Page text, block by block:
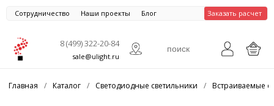
Сотрудничество Наши проекты Блог Заказать расчет
8 (499) 322-20-84
sale@ulight.ru
Главная / Каталог / Светодиодные светильники / Встраиваемые